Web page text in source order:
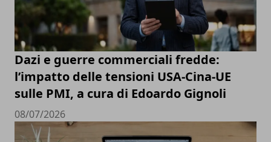
Dazi e guerre commerciali fredde:
l’impatto delle tensioni USA-Cina-UE
sulle PMI, a cura di Edoardo Gignoli
08/07/2026